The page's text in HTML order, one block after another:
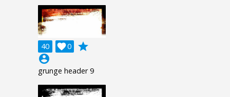
40 0

grade
account_circle
grunge header 9